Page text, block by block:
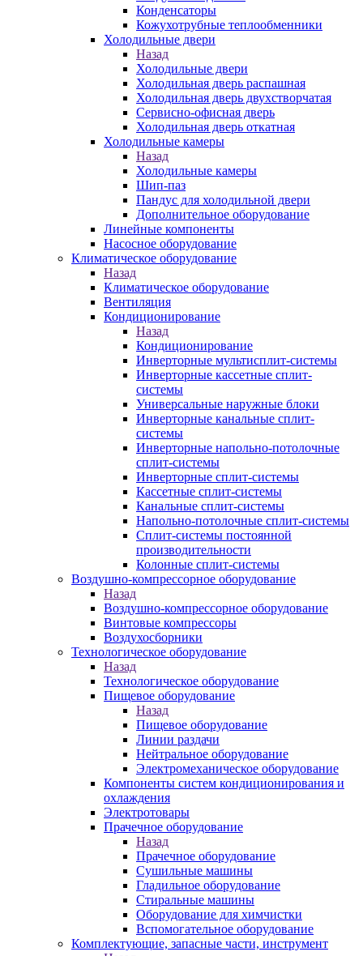
Конденсаторы
Кожухотрубные теплообменники
Холодильные двери
Назад
Холодильные двери
Холодильная дверь распашная
Холодильная дверь двухстворчатая
Сервисно-офисная дверь
Холодильная дверь откатная
Холодильные камеры
Назад
Холодильные камеры
Шип-паз
Пандус для холодильной двери
Дополнительное оборудование
Линейные компоненты
Насосное оборудование
Климатическое оборудование
Назад
Климатическое оборудование
Вентиляция
Кондиционирование
Назад
Кондиционирование
Инверторные мультисплит-системы
Инверторные кассетные сплит-
системы
Универсальные наружные блоки
Инверторные канальные сплит-
системы
Инверторные напольно-потолочные
сплит-системы
Инверторные сплит-системы
Кассетные сплит-системы
Канальные сплит-системы
Напольно-потолочные сплит-системы
Сплит-системы постоянной
производительности
Колонные сплит-системы
Воздушно-компрессорное оборудование
Назад
Воздушно-компрессорное оборудование
Винтовые компрессоры
Воздухосборники
Технологическое оборудование
Назад
Технологическое оборудование
Пищевое оборудование
Назад
Пищевое оборудование
Линии раздачи
Нейтральное оборудование
Электромеханическое оборудование
Компоненты систем кондиционирования и
охлаждения
Электротовары
Прачечное оборудование
Назад
Прачечное оборудование
Сушильные машины
Гладильное оборудование
Стиральные машины
Оборудование для химчистки
Вспомогательное оборудование
Комплектующие, запасные части, инструмент